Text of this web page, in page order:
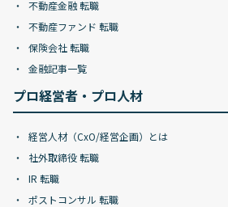
不動産金融 転職
不動産ファンド 転職
保険会社 転職
金融記事一覧
プロ経営者・プロ人材
経営人材（CxO/経営企画）とは
社外取締役 転職
IR 転職
ポストコンサル 転職